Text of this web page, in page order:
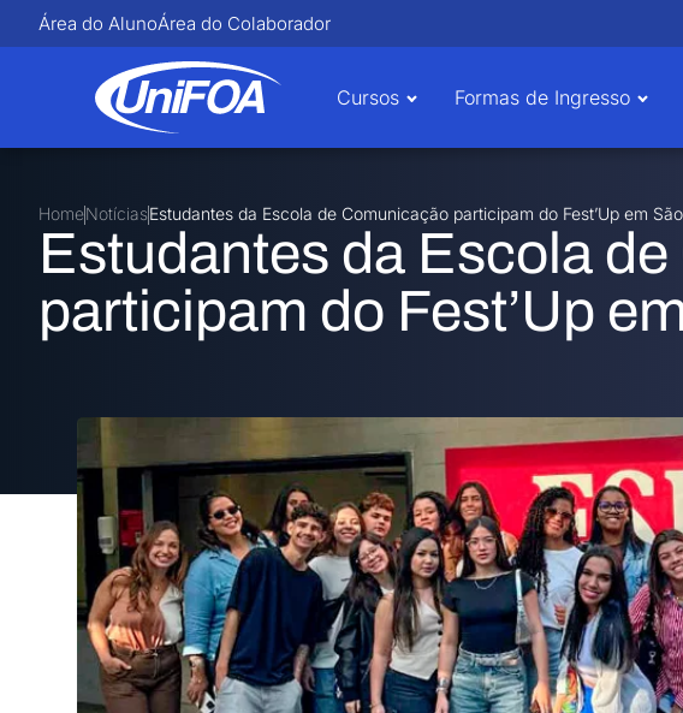
Área do AlunoÁrea do Colaborador
Cursos Formas de Ingresso
HomeNotíciasEstudantes da Escola de Comunicação participam do Fest’Up em
Estudantes da Escola
participam do Fest’Up